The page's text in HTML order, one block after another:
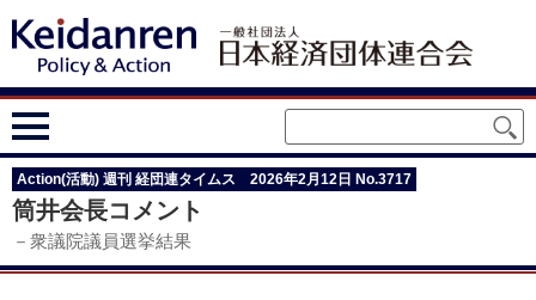
Action(活動) 週刊 経団連タイムス 2026年2月12日 No.3717
筒井会長コメント
－衆議院議員選挙結果